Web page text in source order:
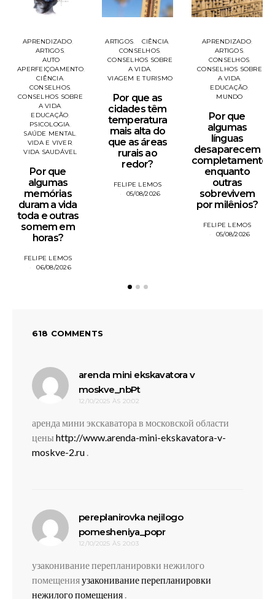
APRENDIZADO
ARTIGOS
AUTO
APERFEIÇOAMENTO
CIÊNCIA
CONSELHOS
CONSELHOS SOBRE
A VIDA
EDUCAÇÃO
PSICOLOGIA
SAÚDE MENTAL
VIDA E VIVER
VIDA SAUDÁVEL
Por que
algumas
memórias
duram a vida
toda e outras
somem em
horas?
FELIPE LEMOS
06/08/2026
ARTIGOS
CIÊNCIA
CONSELHOS
CONSELHOS SOBRE
A VIDA
VIAGEM E TURISMO
Por que as
cidades têm
temperatura
mais alta do
que as áreas
rurais ao
redor?
FELIPE LEMOS
05/08/2026
APRENDIZADO
ARTIGOS
CONSELHOS
CONSELHOS SOBRE
A VIDA
EDUCAÇÃO
MUNDO
Por que
algumas
línguas
desaparecem
completamente
enquanto
outras
sobrevivem
por milênios?
FELIPE LEMOS
05/08/2026
618 COMMENTS
arenda mini ekskavatora v
moskve_nbPtdisse:
12/10/2025 ÀS 20:02
аренда мини экскаватора в московской области
цены http://www.arenda-mini-ekskavatora-v-
moskve-2.ru .
pereplanirovka nejilogo
pomesheniya_poprdisse:
12/10/2025 ÀS 20:03
узаконивание перепланировки нежилого
помещенияузаконивание перепланировки
нежилого помещения .